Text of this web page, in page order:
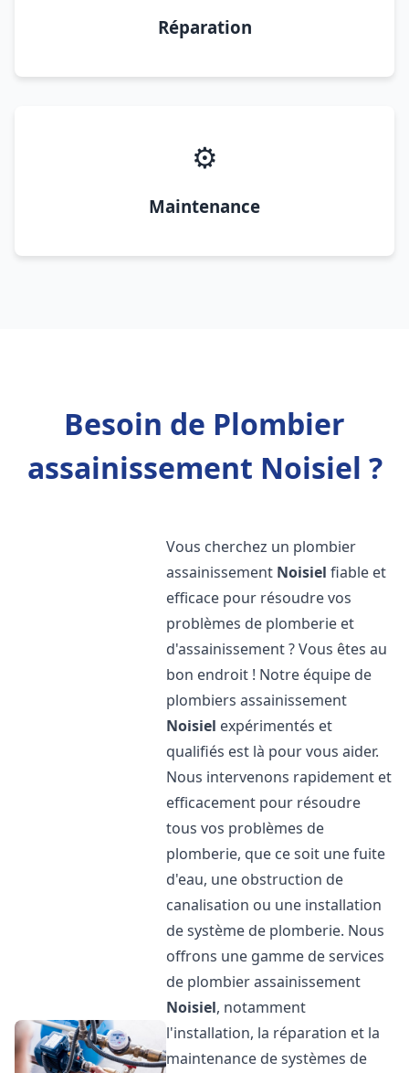
Réparation
⚙️
Maintenance
Besoin de Plombier
assainissement Noisiel ?
Vous cherchez un plombier
assainissement Noisiel fiable et
efficace pour résoudre vos
problèmes de plomberie et
d'assainissement ? Vous êtes au
bon endroit ! Notre équipe de
plombiers assainissement
Noisiel expérimentés et
qualifiés est là pour vous aider.
Nous intervenons rapidement et
efficacement pour résoudre
tous vos problèmes de
plomberie, que ce soit une fuite
d'eau, une obstruction de
canalisation ou une installation
de système de plomberie. Nous
offrons une gamme de services
de plombier assainissement
Noisiel, notamment
l'installation, la réparation et la
maintenance de systèmes de